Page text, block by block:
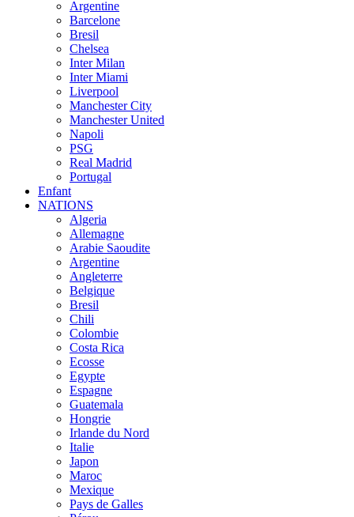
Argentine
Barcelone
Bresil
Chelsea
Inter Milan
Inter Miami
Liverpool
Manchester City
Manchester United
Napoli
PSG
Real Madrid
Portugal
Enfant
NATIONS
Algeria
Allemagne
Arabie Saoudite
Argentine
Angleterre
Belgique
Bresil
Chili
Colombie
Costa Rica
Ecosse
Egypte
Espagne
Guatemala
Hongrie
Irlande du Nord
Italie
Japon
Maroc
Mexique
Pays de Galles